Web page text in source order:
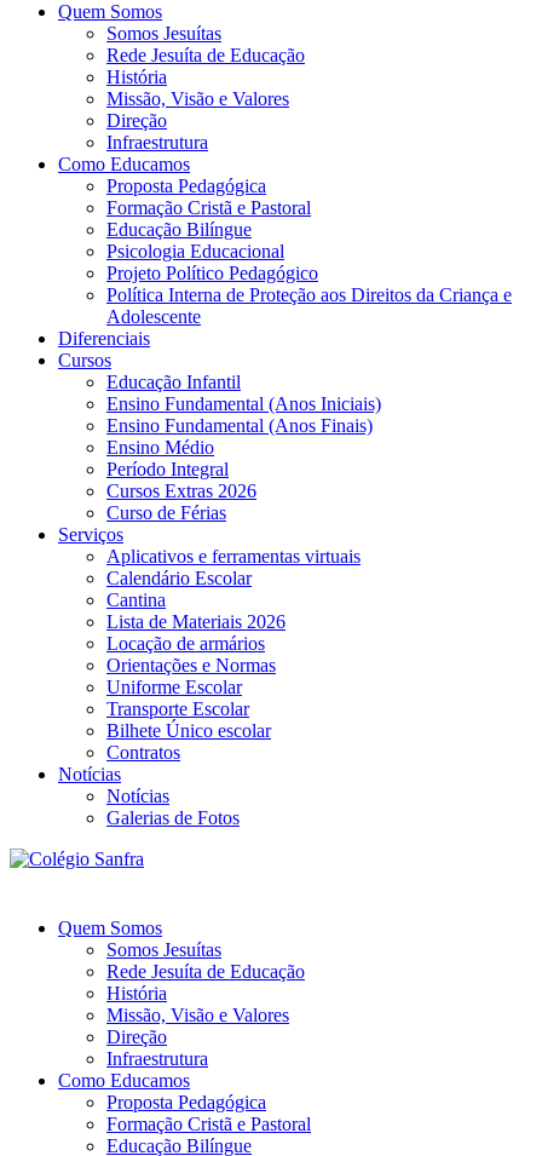
Quem Somos
Somos Jesuítas
Rede Jesuíta de Educação
História
Missão, Visão e Valores
Direção
Infraestrutura
Como Educamos
Proposta Pedagógica
Formação Cristã e Pastoral
Educação Bilíngue
Psicologia Educacional
Projeto Político Pedagógico
Política Interna de Proteção aos Direitos da Criança e
Adolescente
Diferenciais
Cursos
Educação Infantil
Ensino Fundamental (Anos Iniciais)
Ensino Fundamental (Anos Finais)
Ensino Médio
Período Integral
Cursos Extras 2026
Curso de Férias
Serviços
Aplicativos e ferramentas virtuais
Calendário Escolar
Cantina
Lista de Materiais 2026
Locação de armários
Orientações e Normas
Uniforme Escolar
Transporte Escolar
Bilhete Único escolar
Contratos
Notícias
Notícias
Galerias de Fotos
Quem Somos
Somos Jesuítas
Rede Jesuíta de Educação
História
Missão, Visão e Valores
Direção
Infraestrutura
Como Educamos
Proposta Pedagógica
Formação Cristã e Pastoral
Educação Bilíngue